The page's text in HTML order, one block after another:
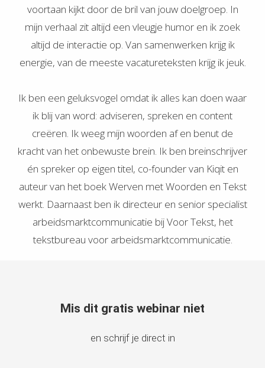
voortaan kijkt door de bril van jouw doelgroep. In
mijn verhaal zit altijd een vleugje humor en ik zoek
altijd de interactie op. Van samenwerken krijg ik
energie, van de meeste vacatureteksten krijg ik jeuk.
Ik ben een geluksvogel omdat ik alles kan doen waar
ik blij van word: adviseren, spreken en content
creëren. Ik weeg mijn woorden af en benut de
kracht van het onbewuste brein. Ik ben breinschrijver
én spreker op eigen titel, co-founder van Kiqit en
auteur van het boek Werven met Woorden en Tekst
werkt. Daarnaast ben ik directeur en senior specialist
arbeidsmarktcommunicatie bij Voor Tekst, het
tekstbureau voor arbeidsmarktcommunicatie.
Mis dit gratis webinar niet
en schrijf je direct in